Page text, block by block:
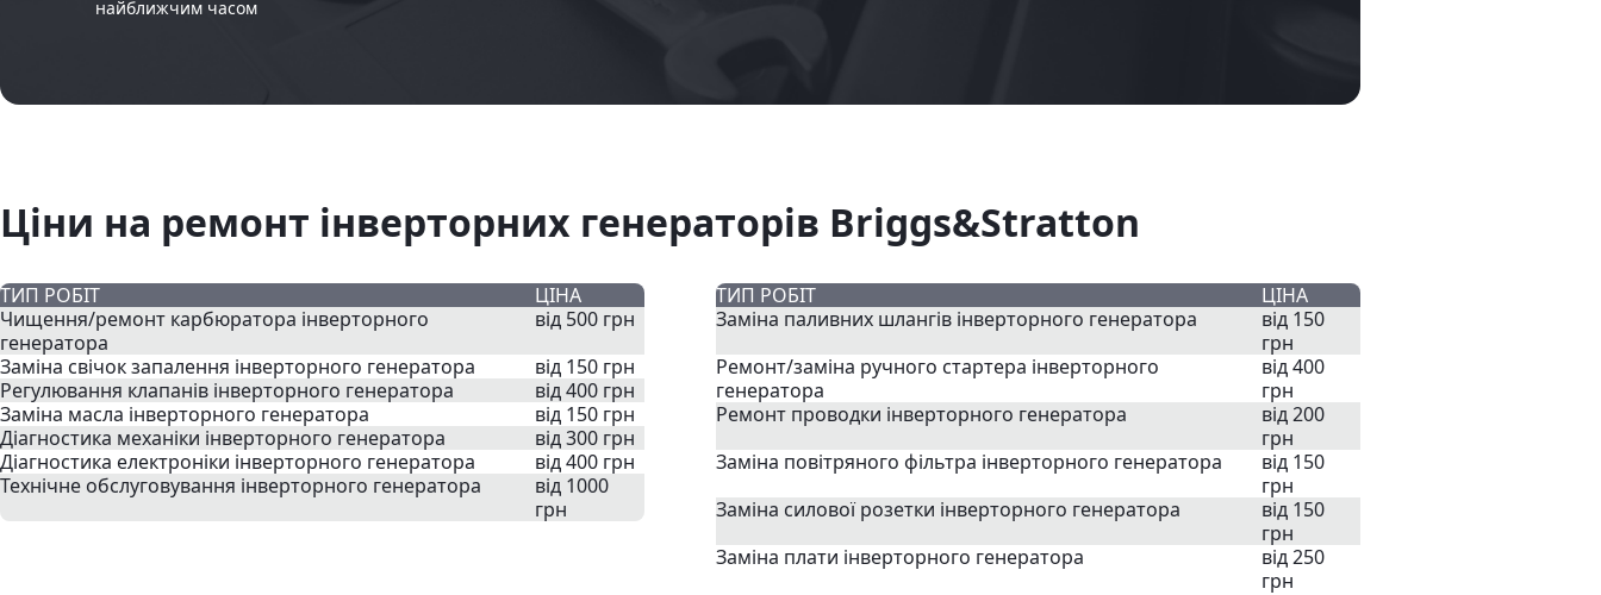
найближчим часом
Ціни на ремонт інверторних генераторів Briggs&Stratton
ТИП РОБІТ
ЦІНА
Чищення/ремонт карбюратора інверторного
генератора
від 500 грн
Заміна свічок запалення інверторного генератора
від 150 грн
Регулювання клапанів інверторного генератора
від 400 грн
Заміна масла інверторного генератора
від 150 грн
Діагностика механіки інверторного генератора
від 300 грн
Діагностика електроніки інверторного генератора
від 400 грн
Технічне обслуговування інверторного генератора
від 1000
грн
ТИП РОБІТ
ЦІНА
Заміна паливних шлангів інверторного генератора
від 150
грн
Ремонт/заміна ручного стартера інверторного
генератора
від 400
грн
Ремонт проводки інверторного генератора
від 200
грн
Заміна повітряного фільтра інверторного генератора
від 150
грн
Заміна силової розетки інверторного генератора
від 150
грн
Заміна плати інверторного генератора
від 250
грн